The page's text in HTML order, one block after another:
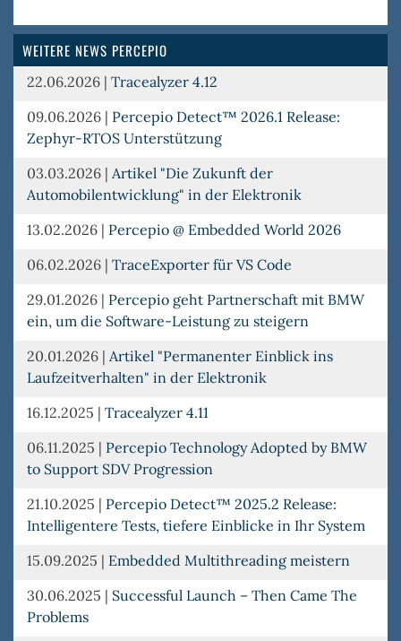
WEITERE NEWS PERCEPIO
22.06.2026 | Tracealyzer 4.12
09.06.2026 | Percepio Detect™ 2026.1 Release:
Zephyr-RTOS Unterstützung
03.03.2026 | Artikel "Die Zukunft der
Automobilentwicklung" in der Elektronik
13.02.2026 | Percepio @ Embedded World 2026
06.02.2026 | TraceExporter für VS Code
29.01.2026 | Percepio geht Partnerschaft mit BMW
ein, um die Software-Leistung zu steigern
20.01.2026 | Artikel "Permanenter Einblick ins
Laufzeitverhalten" in der Elektronik
16.12.2025 | Tracealyzer 4.11
06.11.2025 | Percepio Technology Adopted by BMW
to Support SDV Progression
21.10.2025 | Percepio Detect™ 2025.2 Release:
Intelligentere Tests, tiefere Einblicke in Ihr System
15.09.2025 | Embedded Multithreading meistern
30.06.2025 | Successful Launch – Then Came The
Problems